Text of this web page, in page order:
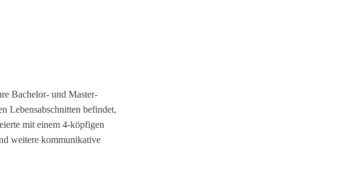
Bachelor- und Master-
Lebensabschnitten befindet,
mit einem 4-köpfigen
weitere kommunikative